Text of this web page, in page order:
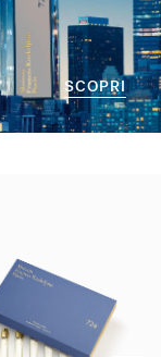
SCOPRI